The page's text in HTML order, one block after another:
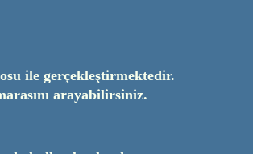
ile gerçekleştirmektedir.
arayabilirsiniz.